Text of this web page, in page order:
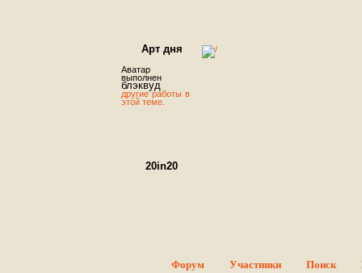
Арт дня
Аватар
выполнен
блэквуд
другие работы в
этой теме.
20in20
Форум Участники Поиск